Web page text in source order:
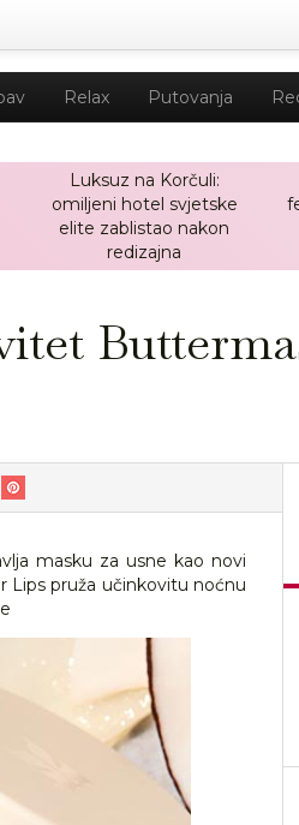
Relax Putovanja
Luksuz na Korčuli:
omiljeni hotel svjetske
elite zablistao nakon
redizajna
masku za usne kao novi
Lips pruža učinkovitu noćnu